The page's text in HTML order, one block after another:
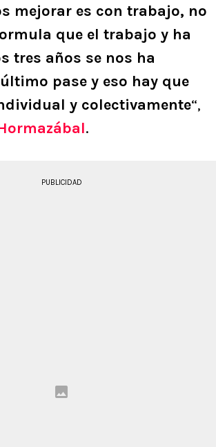
mejorar es con trabajo, no
que el trabajo y ha
tres años se nos ha
pase y eso hay que
y colectivamente“,
.
PUBLICIDAD